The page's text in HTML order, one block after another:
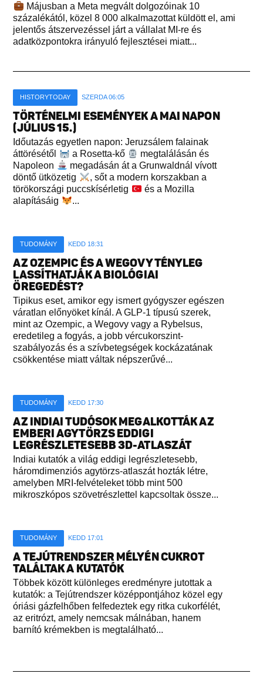
Májusban a Meta megvált dolgozóinak 10
százalékától, közel 8 000 alkalmazottat küldött el, ami
jelentős átszervezéssel járt a vállalat MI-re és
adatközpontokra irányuló fejlesztései miatt...
HISTORYTODAY SZERDA 06:05
TÖRTÉNELMI ESEMÉNYEK A MAI NAPON
(JÚLIUS 15.)
Időutazás egyetlen napon: Jeruzsálem falainak
áttörésétől
a Rosetta-kő
megtalálásán és
Napoleon
megadásán át a Grunwaldnál vívott
döntő ütközetig
, sőt a modern korszakban a
törökországi puccskísérletig
és a Mozilla
alapításáig
...
TUDOMÁNY KEDD 18:31
AZ OZEMPIC ÉS A WEGOVY TÉNYLEG
LASSÍTHATJÁK A BIOLÓGIAI
ÖREGEDÉST?
Tipikus eset, amikor egy ismert gyógyszer egészen
váratlan előnyöket kínál. A GLP-1 típusú szerek,
mint az Ozempic, a Wegovy vagy a Rybelsus,
eredetileg a fogyás, a jobb vércukorszint-
szabályozás és a szívbetegségek kockázatának
csökkentése miatt váltak népszerűvé...
TUDOMÁNY KEDD 17:30
AZ INDIAI TUDÓSOK MEGALKOTTÁK AZ
EMBERI AGYTÖRZS EDDIGI
LEGRÉSZLETESEBB 3D-ATLASZÁT
Indiai kutatók a világ eddigi legrészletesebb,
háromdimenziós agytörzs-atlaszát hozták létre,
amelyben MRI-felvételeket több mint 500
mikroszkópos szövetrészlettel kapcsoltak össze...
TUDOMÁNY KEDD 17:01
A TEJÚTRENDSZER MÉLYÉN CUKROT
TALÁLTAK A KUTATÓK
Többek között különleges eredményre jutottak a
kutatók: a Tejútrendszer középpontjához közel egy
óriási gázfelhőben felfedeztek egy ritka cukorfélét,
az eritrózt, amely nemcsak málnában, hanem
barnító krémekben is megtalálható...